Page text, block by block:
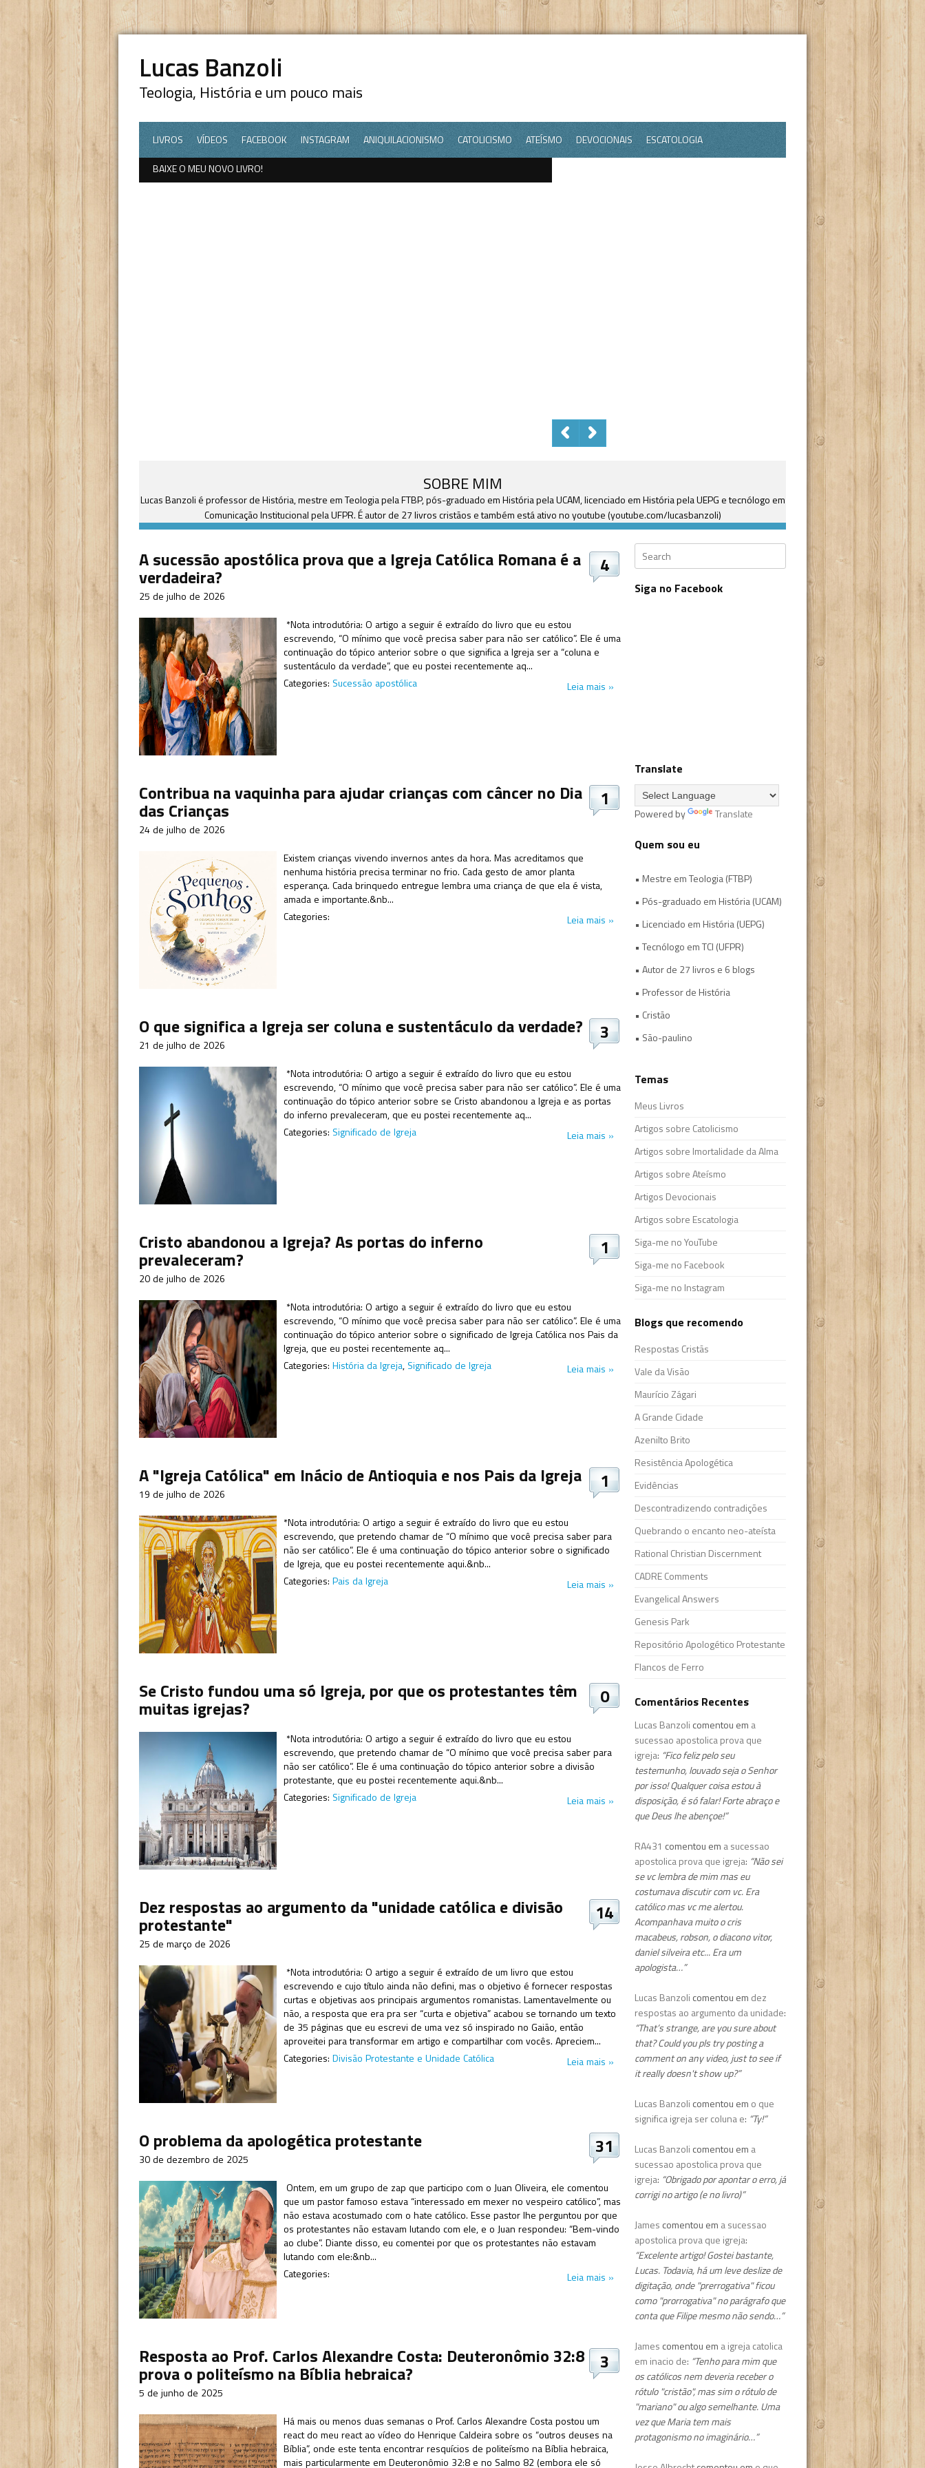
Lucas Banzoli
Teologia, História e um pouco mais
LIVROS VÍDEOS FACEBOOK INSTAGRAM ANIQUILACIONISMO CATOLICISMO ATEÍSMO DEVOCIONAIS
ESCATOLOGIA
DEFESA DA FÉ
BAIXE O MEU NOVO LIVRO!
SOBRE MIM
Lucas Banzoli é professor de História, mestre em Teologia pela FTBP, pós-graduado em História pela UCAM, licenciado em História pela UEPG e tecnólogo em
Comunicação Institucional pela UFPR. É autor de 27 livros cristãos e também está ativo no youtube (youtube.com/lucasbanzoli)
4
A sucessão apostólica prova que a Igreja Católica Romana é a
verdadeira?
25 de julho de 2026
*Nota introdutória: O artigo a seguir é extraído do livro que eu estou
escrevendo, “O mínimo que você precisa saber para não ser católico”. Ele é uma
continuação do tópico anterior sobre o que significa a Igreja ser a “coluna e
sustentáculo da verdade”, que eu postei recentemente aq...
Leia mais »
Categories: Sucessão apostólica
1
Contribua na vaquinha para ajudar crianças com câncer no Dia
das Crianças
24 de julho de 2026
Existem crianças vivendo invernos antes da hora. Mas acreditamos que
nenhuma história precisa terminar no frio. Cada gesto de amor planta
esperança. Cada brinquedo entregue lembra uma criança de que ela é vista,
amada e importante.&nb...
Leia mais »
Categories:
3
O que significa a Igreja ser coluna e sustentáculo da verdade?
21 de julho de 2026
*Nota introdutória: O artigo a seguir é extraído do livro que eu estou
escrevendo, “O mínimo que você precisa saber para não ser católico”. Ele é uma
continuação do tópico anterior sobre se Cristo abandonou a Igreja e as portas
do inferno prevaleceram, que eu postei recentemente aq...
Leia mais »
Categories: Significado de Igreja
1
Cristo abandonou a Igreja? As portas do inferno
prevaleceram?
20 de julho de 2026
*Nota introdutória: O artigo a seguir é extraído do livro que eu estou
escrevendo, “O mínimo que você precisa saber para não ser católico”. Ele é uma
continuação do tópico anterior sobre o significado de Igreja Católica nos Pais da
Igreja, que eu postei recentemente aq...
Leia mais »
Categories: História da Igreja, Significado de Igreja
1
A "Igreja Católica" em Inácio de Antioquia e nos Pais da Igreja
19 de julho de 2026
*Nota introdutória: O artigo a seguir é extraído do livro que eu estou
escrevendo, que pretendo chamar de “O mínimo que você precisa saber para
não ser católico”. Ele é uma continuação do tópico anterior sobre o significado
de Igreja, que eu postei recentemente aqui.&nb...
Leia mais »
Categories: Pais da Igreja
0
Se Cristo fundou uma só Igreja, por que os protestantes têm
muitas igrejas?
*Nota introdutória: O artigo a seguir é extraído do livro que eu estou
escrevendo, que pretendo chamar de “O mínimo que você precisa saber para
não ser católico”. Ele é uma continuação do tópico anterior sobre a divisão
protestante, que eu postei recentemente aqui.&nb...
Leia mais »
Categories: Significado de Igreja
14
Dez respostas ao argumento da "unidade católica e divisão
protestante"
25 de março de 2026
*Nota introdutória: O artigo a seguir é extraído de um livro que estou
escrevendo e cujo título ainda não defini, mas o objetivo é fornecer respostas
curtas e objetivas aos principais argumentos romanistas. Lamentavelmente ou
não, a resposta que era pra ser “curta e objetiva” acabou se tornando um texto
de 35 páginas que eu escrevi de uma vez só inspirado no Gaião, então
aproveitei para transformar em artigo e compartilhar com vocês. Apreciem...
Leia mais »
Categories: Divisão Protestante e Unidade Católica
31
O problema da apologética protestante
30 de dezembro de 2025
Ontem, em um grupo de zap que participo com o Juan Oliveira, ele comentou
que um pastor famoso estava “interessado em mexer no vespeiro católico”, mas
não estava acostumado com o hate católico. Esse pastor lhe perguntou por que
os protestantes não estavam lutando com ele, e o Juan respondeu: “Bem-vindo
ao clube”. Diante disso, eu comentei por que os protestantes não estavam
lutando com ele:&nb...
Leia mais »
Categories:
3
Resposta ao Prof. Carlos Alexandre Costa: Deuteronômio 32:8
prova o politeísmo na Bíblia hebraica?
5 de junho de 2025
Há mais ou menos duas semanas o Prof. Carlos Alexandre Costa postou um
react do meu react ao vídeo do Henrique Caldeira sobre os “outros deuses na
Bíblia”, onde este tenta encontrar resquícios de politeísmo na Bíblia hebraica,
mais particularmente em Deuteronômio 32:8 e no Salmo 82 (embora ele só
Search
Siga no Facebook
Translate
Powered by Translate
Quem sou eu
• Mestre em Teologia (FTBP)
• Pós-graduado em História (UCAM)
• Licenciado em História (UEPG)
• Tecnólogo em TCI (UFPR)
• Autor de 27 livros e 6 blogs
• Professor de História
• Cristão
• São-paulino
Temas
Meus Livros
Artigos sobre Catolicismo
Artigos sobre Imortalidade da Alma
Artigos sobre Ateísmo
Artigos Devocionais
Artigos sobre Escatologia
Siga-me no YouTube
Siga-me no Facebook
Siga-me no Instagram
Blogs que recomendo
Respostas Cristãs
Vale da Visão
Maurício Zágari
A Grande Cidade
Azenilto Brito
Resistência Apologética
Evidências
Descontradizendo contradições
Quebrando o encanto neo-ateísta
Rational Christian Discernment
CADRE Comments
Evangelical Answers
Genesis Park
Repositório Apologético Protestante
Flancos de Ferro
Comentários Recentes
Lucas Banzoli comentou em a
sucessao apostolica prova que
igreja: “Fico feliz pelo seu
testemunho, louvado seja o Senhor
por isso! Qualquer coisa estou à
disposição, é só falar! Forte abraço e
que Deus lhe abençoe!”
RA431 comentou em a sucessao
apostolica prova que igreja: “Não sei
se vc lembra de mim mas eu
costumava discutir com vc. Era
católico mas vc me alertou.
Acompanhava muito o cris
macabeus, robson, o diacono vitor,
daniel silveira etc... Era um
apologista…”
Lucas Banzoli comentou em dez
respostas ao argumento da unidade:
“That’s strange, are you sure about
that? Could you pls try posting a
comment on any video, just to see if
it really doesn't show up?”
Lucas Banzoli comentou em o que
significa igreja ser coluna e: “Ty!”
Lucas Banzoli comentou em a
sucessao apostolica prova que
igreja: “Obrigado por apontar o erro, já
corrigi no artigo (e no livro)”
James comentou em a sucessao
apostolica prova que igreja:
“Excelente artigo! Gostei bastante,
Lucas. Todavia, há um leve deslize de
digitação, onde "prerrogativa" ficou
como "prorrogativa" no parágrafo que
conta que Filipe mesmo não sendo…”
James comentou em a igreja catolica
em inacio de: “Tenho para mim que
os católicos nem deveria receber o
rótulo "cristão", mas sim o rótulo de
"mariano" ou algo semelhante. Uma
vez que Maria tem mais
protagonismo no imaginário…”